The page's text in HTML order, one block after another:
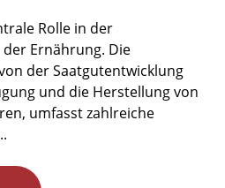
Rolle in der
Ernährung. Die
der Saatgutentwicklung
und die Herstellung von
umfasst zahlreiche